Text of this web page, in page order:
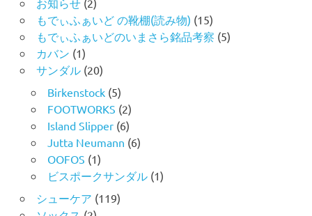
もでぃふぁいど の靴棚(読み物) (15)
もでぃふぁいどのいまさら銘品考察 (5)
カバン (1)
サンダル(20)
Birkenstock(5)
FOOTWORKS (2)
Island Slipper(6)
Jutta Neumann (6)
OOFOS (1)
ビスポークサンダル(1)
シューケア (119)